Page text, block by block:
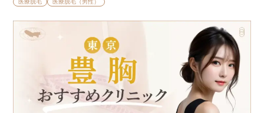
医療脱毛 医療脱毛（男性）